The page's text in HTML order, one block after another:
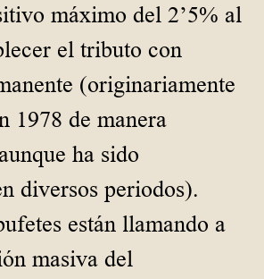
máximo del 2’5% al
el tributo con
(originariamente
1978 de manera
ha sido
diversos periodos).
están llamando a
masiva del